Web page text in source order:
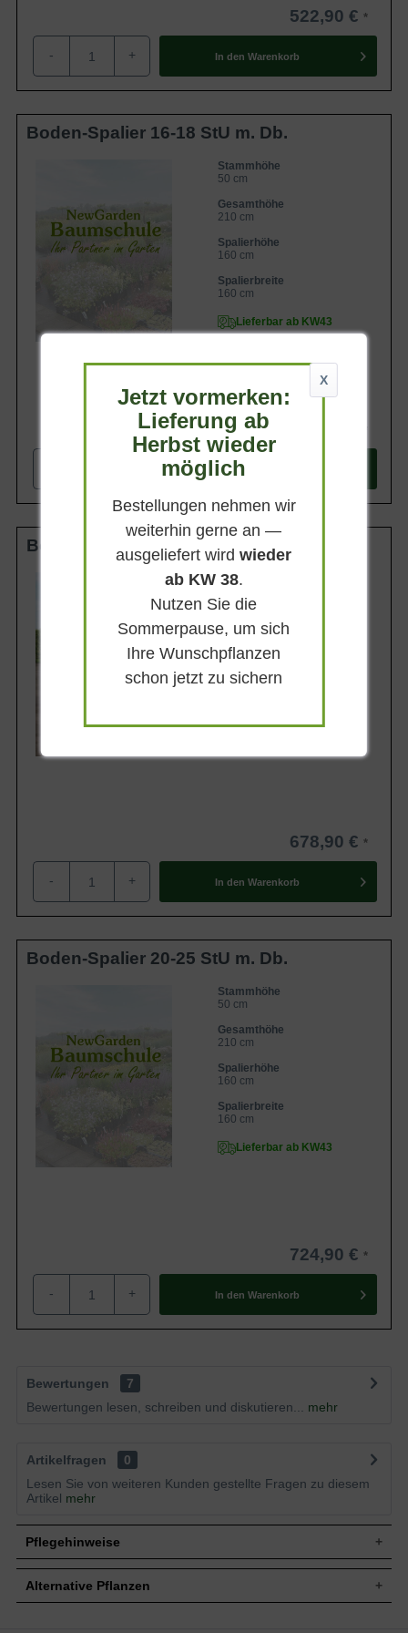
522,90 €
- + In den Warenkorb
Boden-Spalier 16-18 StU m. Db.
Stammhöhe
50 cm
Gesamthöhe
210 cm
Spalierhöhe
160 cm
Spalierbreite
160 cm
Lieferbar ab KW43
In den
Boden-Spalier 18-20 StU m. Db.
Stammhöhe
210 cm
Spalierhöhe
678,90 €
- + In den Warenkorb
Boden-Spalier 20-25 StU m. Db.
Stammhöhe
50 cm
Gesamthöhe
210 cm
Spalierhöhe
160 cm
Spalierbreite
160 cm
Lieferbar ab KW43
724,90 €
- + In den Warenkorb
Bewertungen
7
Bewertungen lesen, schreiben und diskutieren...
mehr
Artikelfragen
0
Lesen Sie von weiteren Kunden gestellte Fragen zu diesem
Artikel mehr
Pflegehinweise
Pflanz- und Pflegetipps Malus domestica 'James
Alternative Pflanzen
X
Jetzt vormerken:
Lieferung ab
Herbst wieder
möglich
Bestellungen nehmen wir
weiterhin gerne an —
ausgeliefert wirdwieder
ab KW 38.
Nutzen Sie die
Sommerpause, um sich
Ihre Wunschpflanzen
schon jetzt zu sichern